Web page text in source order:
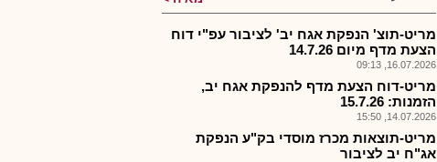
מריט-תוצ' הנפקת אגח יב' לציבור עפ"י דוח
הצעת מדף מיום 14.7.26
16.07.2026, 09:13
מריט-דוח הצעת מדף להנפקת אגח יב,
הזמנות: 15.7.26
14.07.2026, 15:50
מריט-תוצאות מכרז מוסדי בק"ע הנפקת
אג"ח יב לציבור